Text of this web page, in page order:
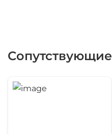
устанавливать систему